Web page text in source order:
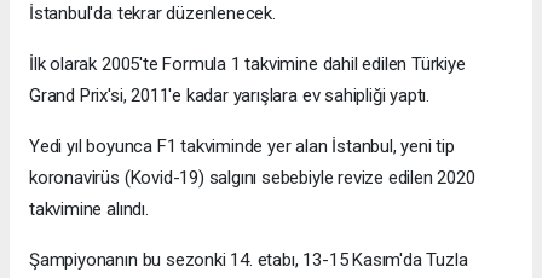
İstanbul'da tekrar düzenlenecek.
İlk olarak 2005'te Formula 1 takvimine dahil edilen Türkiye
Grand Prix'si, 2011'e kadar yarışlara ev sahipliği yaptı.
Yedi yıl boyunca F1 takviminde yer alan İstanbul, yeni tip
koronavirüs (Kovid-19) salgını sebebiyle revize edilen 2020
takvimine alındı.
Şampiyonanın bu sezonki 14. etabı, 13-15 Kasım'da Tuzla